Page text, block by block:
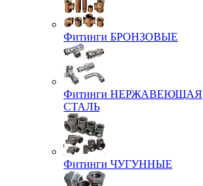
Фитинги БРОНЗОВЫЕ
Фитинги НЕРЖАВЕЮЩАЯ
СТАЛЬ
Фитинги ЧУГУННЫЕ